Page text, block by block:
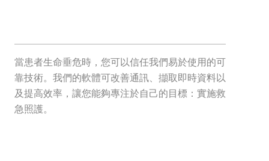
當患者生命垂危時，您可以信任我們易於使用的可
靠技術。我們的軟體可改善通訊、擷取即時資料以
及提高效率，讓您能夠專注於自己的目標：實施救
急照護。